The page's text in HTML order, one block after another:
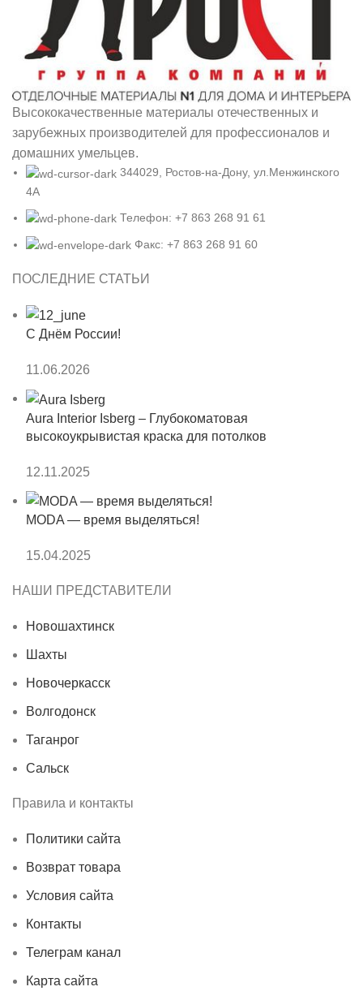
Высококачественные материалы отечественных и
зарубежных производителей для профессионалов и
домашних умельцев.
344029, Ростов-на-Дону, ул.Менжинского
4А
Телефон: +7 863 268 91 61
Факс: +7 863 268 91 60
ПОСЛЕДНИЕ СТАТЬИ
С Днём России!
11.06.2026
Aura Interior Isberg – Глубокоматовая
высокоукрывистая краска для потолков
12.11.2025
MODA — время выделяться!
15.04.2025
НАШИ ПРЕДСТАВИТЕЛИ
Новошахтинск
Шахты
Новочеркасск
Волгодонск
Таганрог
Сальск
Правила и контакты
Политики сайта
Возврат товара
Условия сайта
Контакты
Телеграм канал
Карта сайта